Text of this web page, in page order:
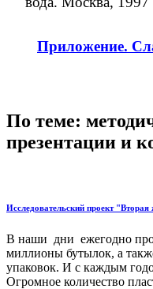
Приложение.
По теме:
презентации и
Исследовательский проект
В наши дни ежегодно
миллионы бутылок, а
упаковок. И с каждым
Огромное количество